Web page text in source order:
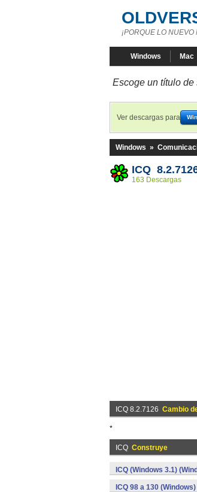
¡PORQUE LO
Windows Mac
Escoge un título de
Ver descargas para
Windows »
ICQ
163 Descargas
ICQ 8.2.7126 Cambio
*
ICQ Construye
ICQ (Windows 3.1)
ICQ 98 a 130 (Windows)